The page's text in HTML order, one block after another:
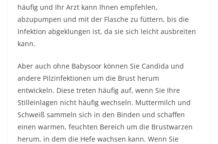
häufig und Ihr Arzt kann Ihnen empfehlen,
abzupumpen und mit der Flasche zu füttern, bis die
Infektion abgeklungen ist, da sie sich leicht ausbreiten
kann.
Aber auch ohne Babysoor können Sie Candida und
andere Pilzinfektionen um die Brust herum
entwickeln. Diese treten häufig auf, wenn Sie Ihre
Stilleinlagen nicht häufig wechseln. Muttermilch und
Schweiß sammeln sich in den Binden und schaffen
einen warmen, feuchten Bereich um die Brustwarzen
herum, in dem die Hefe wachsen kann. Wenn Sie